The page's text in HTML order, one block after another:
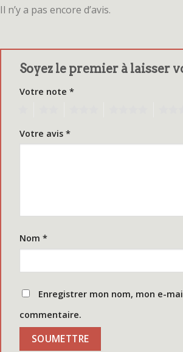
Il n’y a pas encore d’avis.
Soyez le premier à laisser
Votre note *
Votre avis *
Nom *
Enregistrer mon nom, mon e-
commentaire.